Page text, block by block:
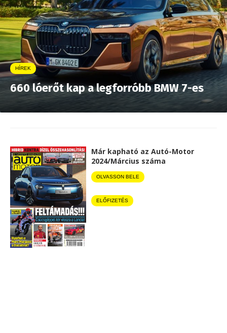
HÍREK
660 lóerőt kap a legforróbb BMW 7-es
Már kapható az Autó-Motor
2024/Március száma
OLVASSON BELE
ELŐFIZETÉS